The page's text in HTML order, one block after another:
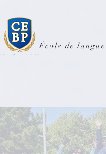
École de